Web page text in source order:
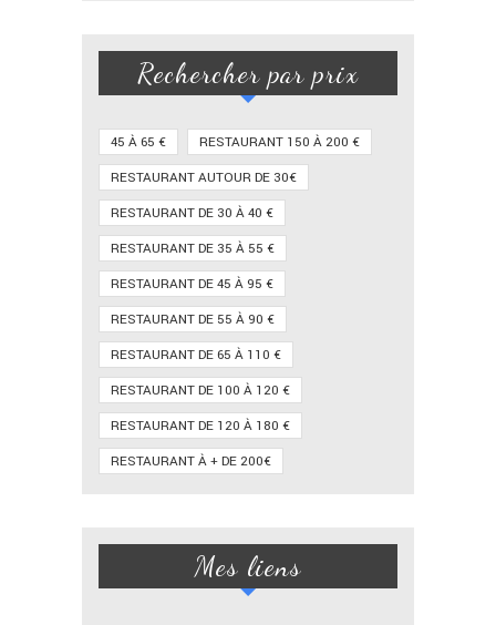
Rechercher par prix
45 À 65 €
RESTAURANT 150 À 200 €
RESTAURANT AUTOUR DE 30€
RESTAURANT DE 30 À 40 €
RESTAURANT DE 35 À 55 €
RESTAURANT DE 45 À 95 €
RESTAURANT DE 55 À 90 €
RESTAURANT DE 65 À 110 €
RESTAURANT DE 100 À 120 €
RESTAURANT DE 120 À 180 €
RESTAURANT À + DE 200€
Mes liens